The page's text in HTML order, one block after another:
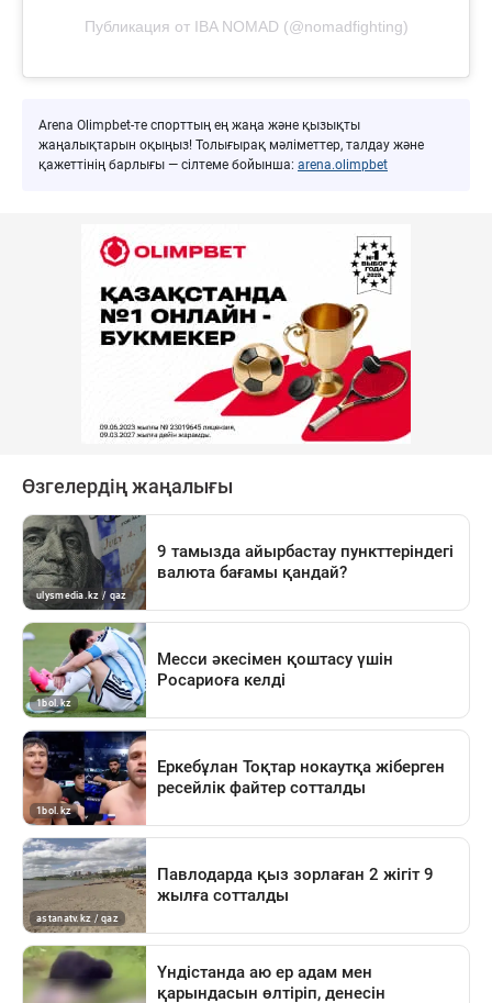
Публикация от IBA NOMAD (@nomadfighting)
Arena Olimpbet-те спорттың ең жаңа және қызықты
жаңалықтарын оқыңыз! Толығырақ мәліметтер, талдау және
қажеттінің барлығы — сілтеме бойынша: arena.olimpbet